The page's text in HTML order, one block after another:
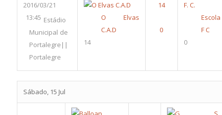
2016/03/21
13:45 Estádio
Municipal de
Portalegre||
Portalegre
O Elvas
C.A.D
14
F C
0
Sábado, 15 Jul